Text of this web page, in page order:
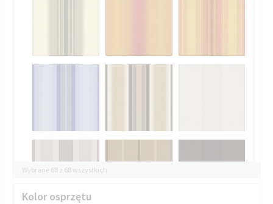
Wybrane 68 z 68 wszystkich
Kolor osprzętu